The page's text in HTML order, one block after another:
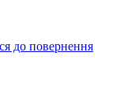
до повернення